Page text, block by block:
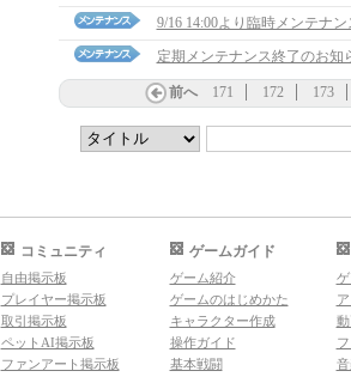
9/16 14:00より臨時メンテナ
定期メンテナンス終了のお知
前へ 171 172 173
コミュニティ
自由掲示板
プレイヤー掲示板
取引掲示板
ペットAI掲示板
ファンアート掲示板
ゲームガイド
ゲーム紹介
ゲームのはじめかた
キャラクター作成
操作ガイド
基本戦闘